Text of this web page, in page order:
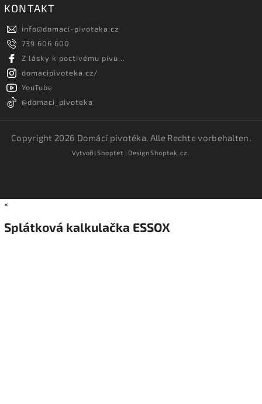
KONTAKT
info@domaci-pivoteka.cz
739 606 600
Z lásky k poctivému pivu...
domacipivoteka.cz/
YouTube
@domaci_pivoteka
Copyright 2026 Domácí pivotéka. Alle Rechte vorbehalten.
VytvořilShoptet | DesignShoptak.cz.
×
Splátková kalkulačka ESSOX